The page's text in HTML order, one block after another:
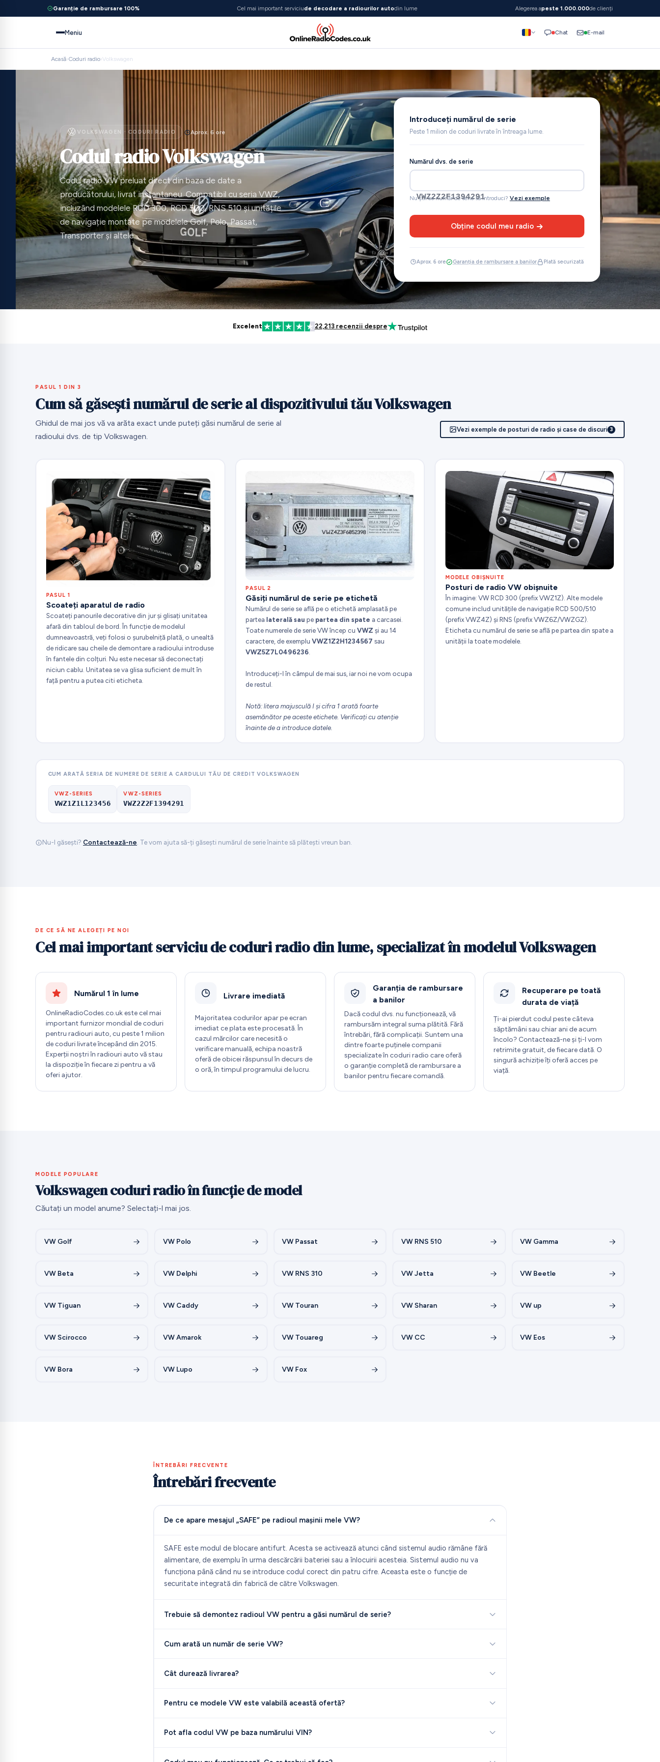
Garanție de rambursare 100% Cel mai important serviciude decodare a radiourilor autodin lume Alegerea apeste 1.000.000de clienți
Meniu Chat E-mail
Acasă›Coduri radio›Volkswagen
VOLKSWAGEN · CODURI RADIO Aprox. 6 ore
Codul radio Volkswagen
Codul radio VW preluat direct din baza de date a
producătorului, livrat instantaneu. Compatibil cu seria VWZ,
incluzând modelele RCD 300, RCD 500, RNS 510 și unitățile
de navigație montate pe modelele Golf, Polo, Passat,
Transporter și altele.
Introduceți numărul de serie
Peste 1 milion de coduri livrate în întreaga lume.
Numărul dvs. de serie
VWZ1Z1L123456
Nu știi ce număr de serie să introduci? Vezi exemple
Obține codul meu radio
Aprox. 6 ore Garanția de rambursare a banilor Plată securizată
Excelent 22,213 recenzii despre
PASUL 1 DIN 3
Cum să găsești numărul de serie al dispozitivului tău Volkswagen
Ghidul de mai jos vă va arăta exact unde puteți găsi numărul de serie al
radioului dvs. de tip Volkswagen.
Vezi exemple de posturi de radio și case de discuri 3
PASUL 1
Scoateți aparatul de radio
Scoateți panourile decorative din jur și glisați unitatea
afară din tabloul de bord. În funcție de modelul
dumneavoastră, veți folosi o șurubelniță plată, o unealtă
de ridicare sau cheile de demontare a radioului introduse
în fantele din colțuri. Nu este necesar să deconectați
niciun cablu. Unitatea se va glisa suficient de mult în
față pentru a putea citi eticheta.
PASUL 2
Găsiți numărul de serie pe etichetă
Numărul de serie se află pe o etichetă amplasată pe
partea laterală saupe partea din spate a carcasei.
Toate numerele de serie VW încep cuVWZ și au 14
caractere, de exempluVWZ1Z2H1234567 sau
VWZ5Z7L0496236
Introduceți-l în câmpul de mai sus, iar noi ne vom ocupa
de restul.
Notă: litera majusculă I și cifra 1 arată foarte
asemănător pe aceste etichete. Verificați cu atenție
înainte de a introduce datele.
MODELE OBIȘNUITE
Posturi de radio VW obișnuite
În imagine: VW RCD 300 (prefix VWZ1Z). Alte modele
comune includ unitățile de navigație RCD 500/510
(prefix VWZ4Z) și RNS (prefix VWZ6Z/VWZGZ).
Eticheta cu numărul de serie se află pe partea din spate a
unității la toate modelele.
CUM ARATĂ SERIA DE NUMERE DE SERIE A CARDULUI TĂU DE CREDIT VOLKSWAGEN
VWZ-SERIES
VWZ1Z1L123456
VWZ-SERIES
VWZ2Z2F1394291
Nu-l găsești? Contactează-ne . Te vom ajuta să-ți găsești numărul de serie înainte să plătești vreun ban.
DE CE SĂ NE ALEGEȚI PE NOI
Cel mai important serviciu de coduri radio din lume, specializat în modelul Volkswagen
Numărul 1 în lume
OnlineRadioCodes.co.uk este cel mai
important furnizor mondial de coduri
pentru radiouri auto, cu peste 1 milion
de coduri livrate începând din 2015.
Experții noștri în radiouri auto vă stau
la dispoziție în fiecare zi pentru a vă
oferi ajutor.
Livrare imediată
Majoritatea codurilor apar pe ecran
imediat ce plata este procesată. În
cazul mărcilor care necesită o
verificare manuală, echipa noastră
oferă de obicei răspunsul în decurs de
o oră, în timpul programului de lucru.
Garanția de rambursare
a banilor
Dacă codul dvs. nu funcționează, vă
rambursăm integral suma plătită. Fără
întrebări, fără complicații. Suntem una
dintre foarte puținele companii
specializate în coduri radio care oferă
o garanție completă de rambursare a
banilor pentru fiecare comandă.
Recuperare pe toată
durata de viață
Ți-ai pierdut codul peste câteva
săptămâni sau chiar ani de acum
încolo? Contactează-ne și ți-l vom
retrimite gratuit, de fiecare dată. O
singură achiziție îți oferă acces pe
viață.
MODELE POPULARE
Volkswagen coduri radio în funcție de model
Căutați un model anume? Selectați-l mai jos.
VW Golf VW Polo VW Passat VW RNS 510 VW Gamma
VW Beta VW Delphi VW RNS 310 VW Jetta VW Beetle
VW Tiguan VW Caddy VW Touran VW Sharan VW up
VW Scirocco VW Amarok VW Touareg VW CC VW Eos
VW Bora VW Lupo VW Fox
ÎNTREBĂRI FRECVENTE
Întrebări frecvente
De ce apare mesajul „SAFE” pe radioul mașinii mele VW?
SAFE este modul de blocare antifurt. Acesta se activează atunci când sistemul audio rămâne fără
alimentare, de exemplu în urma descărcării bateriei sau a înlocuirii acesteia. Sistemul audio nu va
funcționa până când nu se introduce codul corect din patru cifre. Aceasta este o funcție de
securitate integrată din fabrică de către Volkswagen.
Trebuie să demontez radioul VW pentru a găsi numărul de serie?
Cum arată un număr de serie VW?
Cât durează livrarea?
Pentru ce modele VW este valabilă această ofertă?
Pot afla codul VW pe baza numărului VIN?